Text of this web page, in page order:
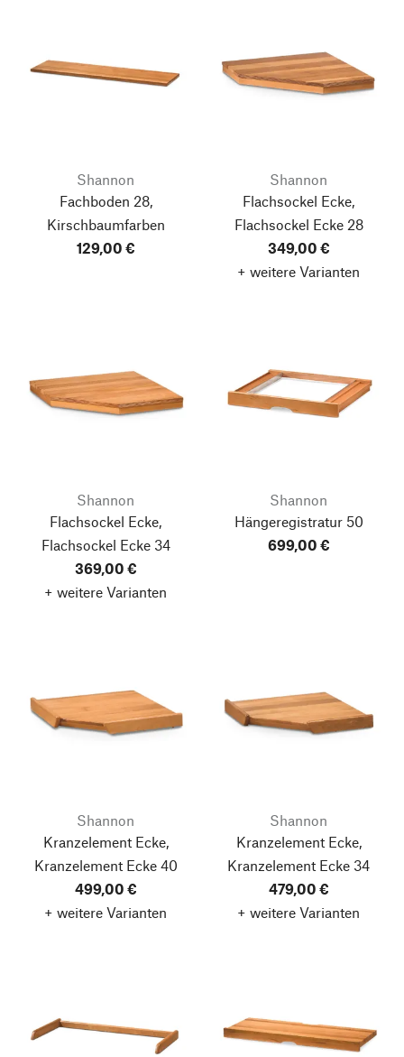
Shannon
Fachboden 28,
Kirschbaumfarben
129,00 €
Shannon
Flachsockel Ecke,
Flachsockel Ecke 28
349,00 €
+ weitere Varianten
Shannon
Flachsockel Ecke,
Flachsockel Ecke 34
369,00 €
+ weitere Varianten
Shannon
Hängeregistratur 50
699,00 €
Shannon
Kranzelement Ecke,
Kranzelement Ecke 40
499,00 €
+ weitere Varianten
Shannon
Kranzelement Ecke,
Kranzelement Ecke 34
479,00 €
+ weitere Varianten